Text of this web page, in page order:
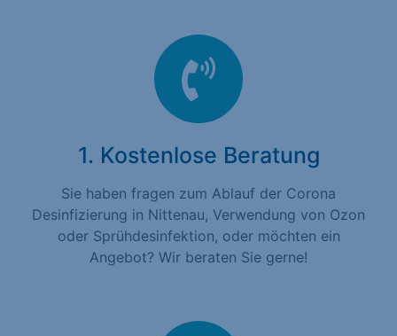
1. Kostenlose Beratung
Sie haben fragen zum Ablauf der Corona
Desinfizierung in Nittenau, Verwendung von Ozon
oder Sprühdesinfektion, oder möchten ein
Angebot? Wir beraten Sie gerne!